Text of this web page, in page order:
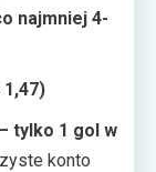
najmniej 4-
tylko 1 gol w
konto